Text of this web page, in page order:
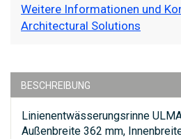
Weitere Informationen und
Architectural Solutions
BESCHREIBUNG
Linienentwässerungsrinne
Außenbreite 362 mm,